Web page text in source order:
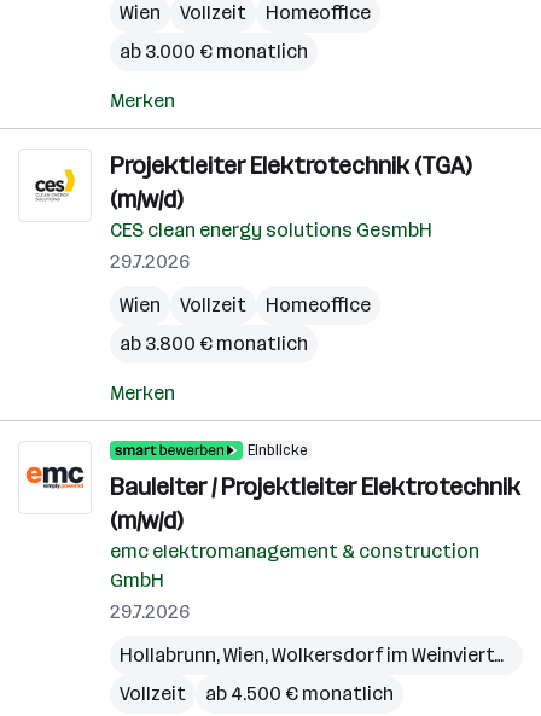
Wien
Vollzeit
Homeoffice
ab 3.000 € monatlich
Merken
Projektleiter Elektrotechnik (TGA)
(m/w/d)
CES clean energy solutions GesmbH
29.7.2026
Wien
Vollzeit
Homeoffice
ab 3.800 € monatlich
Merken
Einblicke
Bauleiter / Projektleiter Elektrotechnik
(m/w/d)
emc elektromanagement & construction
GmbH
29.7.2026
Hollabrunn,Wien,Wolkersdorf im Weinviertel
Vollzeit
ab 4.500 € monatlich